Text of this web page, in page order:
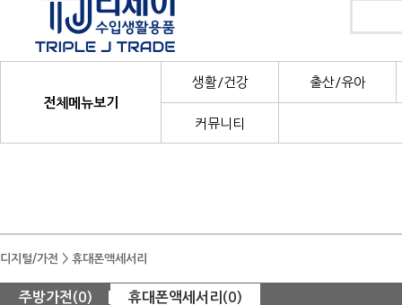
전체메뉴보기
생활/건강 출산/유아
커뮤니티
디지털/가전 > 휴대폰액세서리
주방가전(0) 휴대폰액세서리(0)